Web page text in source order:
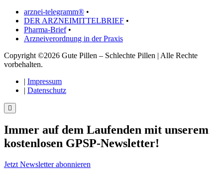
arznei-telegramm® •
DER ARZNEIMITTELBRIEF •
Pharma-Brief•
Arzneiverordnung in der Praxis
Copyright ©2026 Gute Pillen – Schlechte Pillen | Alle Rechte
vorbehalten.
| Impressum
| Datenschutz
Immer auf dem Laufenden mit unserem
kostenlosen GPSP-Newsletter!
Jetzt Newsletter abonnieren